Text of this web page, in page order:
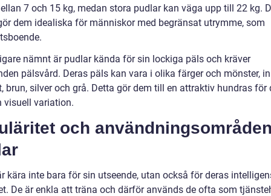
7 och 15 kg, medan stora pudlar kan väga upp till 22 kg.
dem idealiska för människor med begränsat utrymme, som
nämnt är pudlar kända för sin lockiga päls och kräver
pälsvård. Deras päls kan vara i olika färger och mönster,
brun, silver och grå. Detta gör dem till en attraktiv hundras för
visuell variation.
och
kära inte bara för sin utseende, utan också för deras
De är enkla att träna och därför används de ofta som